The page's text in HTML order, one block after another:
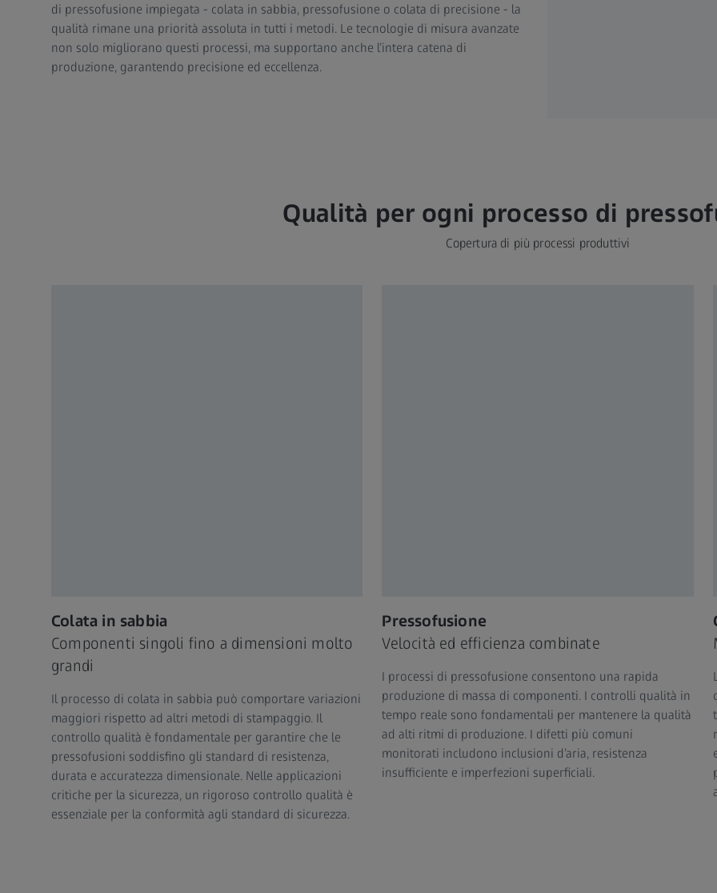
di pressofusione impiegata - colata in sabbia, pressofusione o colata di precisione - la
qualità rimane una priorità assoluta in tutti i metodi. Le tecnologie di misura avanzate
non solo migliorano questi processi, ma supportano anche l’intera catena di
produzione, garantendo precisione ed eccellenza.
Qualità per ogni processo di
Copertura di più processi produttivi
Colata in sabbia
Componenti singoli fino a dimensioni molto
grandi
Il processo di colata in sabbia può comportare variazioni
maggiori rispetto ad altri metodi di stampaggio. Il
controllo qualità è fondamentale per garantire che le
pressofusioni soddisfino gli standard di resistenza,
durata e accuratezza dimensionale. Nelle applicazioni
critiche per la sicurezza, un rigoroso controllo qualità è
essenziale per la conformità agli standard di sicurezza.
Pressofusione
Velocità ed efficienza combinate
I processi di pressofusione consentono una rapida
produzione di massa di componenti. I controlli qualità in
tempo reale sono fondamentali per mantenere la qualità
ad alti ritmi di produzione. I difetti più comuni
monitorati includono inclusioni d’aria, resistenza
insufficiente e imperfezioni superficiali.